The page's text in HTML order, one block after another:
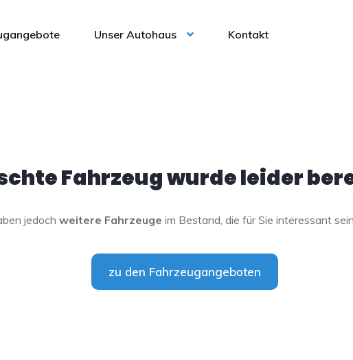
Unser Autohaus Kontakt
Fahrzeug wurde leider
jedoch weitere Fahrzeuge im Bestand, die für Sie interessant
zu den Fahrzeugangeboten